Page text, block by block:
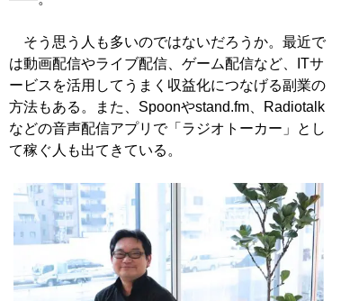
そう思う人も多いのではないだろうか。最近で
は動画配信やライブ配信、ゲーム配信など、ITサ
ービスを活用してうまく収益化につなげる副業の
方法もある。また、Spoonやstand.fm、Radiotalk
などの音声配信アプリで「ラジオトーカー」とし
て稼ぐ人も出てきている。